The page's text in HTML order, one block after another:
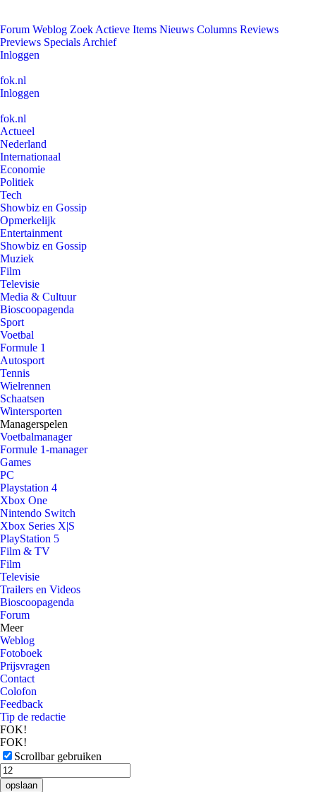
Forum Weblog Zoek Actieve Items Nieuws Columns Reviews
Previews Specials Archief
Inloggen
fok.nl
Inloggen
fok.nl
Actueel
Nederland
Internationaal
Economie
Politiek
Tech
Showbiz en Gossip
Opmerkelijk
Entertainment
Showbiz en Gossip
Muziek
Film
Televisie
Media & Cultuur
Bioscoopagenda
Sport
Voetbal
Formule 1
Autosport
Tennis
Wielrennen
Schaatsen
Wintersporten
Managerspelen
Voetbalmanager
Formule 1-manager
Games
PC
Playstation 4
Xbox One
Nintendo Switch
Xbox Series X|S
PlayStation 5
Film & TV
Film
Televisie
Trailers en Videos
Bioscoopagenda
Forum
Meer
Weblog
Fotoboek
Prijsvragen
Contact
Colofon
Feedback
Tip de redactie
FOK!
FOK!
Scrollbar gebruiken
opslaan